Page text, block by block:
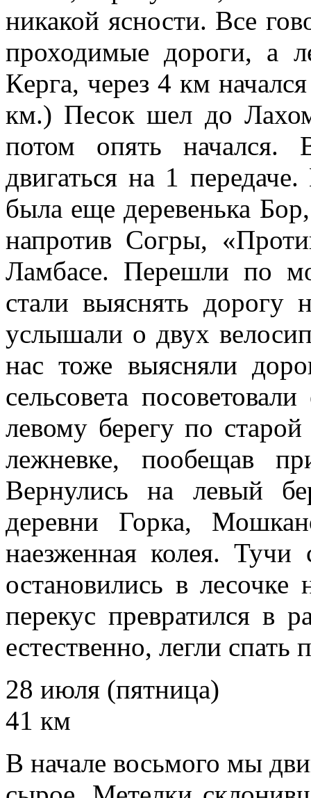
никакой ясности. Все
проходимые дороги, а
Кeрга, через 4 км
км.) Песок шел до
потом опять начался.
двигаться на 1
была еще деревенька
напротив Согры,
Ламбасе. Перешли по
стали выяснять
услышали о двух
нас тоже выясняли
сельсовета
левому берегу по
лежневке, пообещав
Вернулись на левый
деревни Горка,
наезженная колея.
остановились в
перекус превратился
естественно, легли
28 июля (пятница)
41 км
В начале восьмого мы